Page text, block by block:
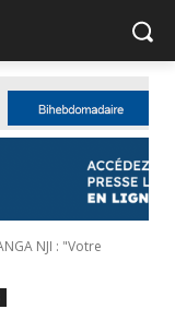
NJI : "Votre